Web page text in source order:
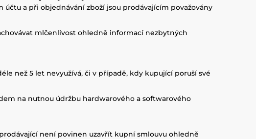
a při objednávání zboží jsou prodávajícím považovány
mlčenlivost ohledně informací nezbytných
než 5 let nevyužívá, či v případě, kdy kupující poruší své
na nutnou údržbu hardwarového a softwarového
není povinen uzavřít kupní smlouvu ohledně